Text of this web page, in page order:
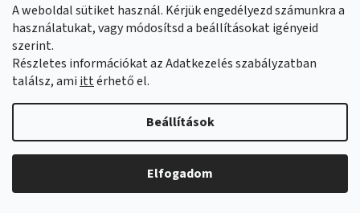
A weboldal sütiket használ. Kérjük engedélyezd számunkra a
használatukat, vagy módosítsd a beállításokat igényeid
szerint.
Részletes információkat az Adatkezelés szabályzatban
találsz, ami ittérhető el.
Beállítások
Elfogadom
Műanyag játszóház
tartozékokkal inSPORTline
Piglino 178x184 cm
Habszivacs puzzle
szőnyeg védőfallal
inSPORTline Burgino